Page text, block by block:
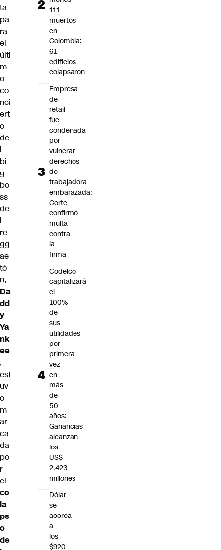
ta
pa
ra
el
últi
m
o
co
nci
ert
o
de
l
bi
g
bo
ss
de
l
re
gg
ae
tó
n,
Da
dd
y
Ya
nk
ee
,
est
uv
o
m
ar
ca
da
po
r
el
co
la
ps
o
de
111
muertos
en
Colombia:
61
edificios
colapsaron
Empresa
de
retail
fue
condenada
por
vulnerar
derechos
de
trabajadora
embarazada:
Corte
confirmó
multa
contra
la
firma
Codelco
capitalizará
el
100%
de
sus
utilidades
por
primera
vez
en
más
de
50
años:
Ganancias
alcanzan
los
US$
2.423
millones
Dólar
se
acerca
a
los
$920